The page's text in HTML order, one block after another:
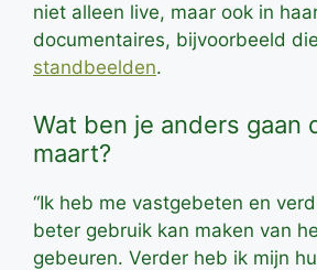
niet alleen live, maar ook in
documentaires, bijvoorbeeld
standbeelden.
Wat ben je anders gaan
maart?
“Ik heb me vastgebeten en
beter gebruik kan maken van
gebeuren. Verder heb ik mijn